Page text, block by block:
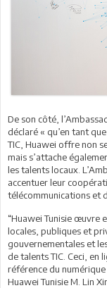
De son côté,
déclaré « qu’en tant
TIC, Huawei offre non
mais s’attache
les talents locaux.
accentuer leur
télécommunications et
“Huawei Tunisie œuvre
locales, publiques et
gouvernementales et
de talents TIC. Ceci, en
référence du
Huawei Tunisie M. Lin